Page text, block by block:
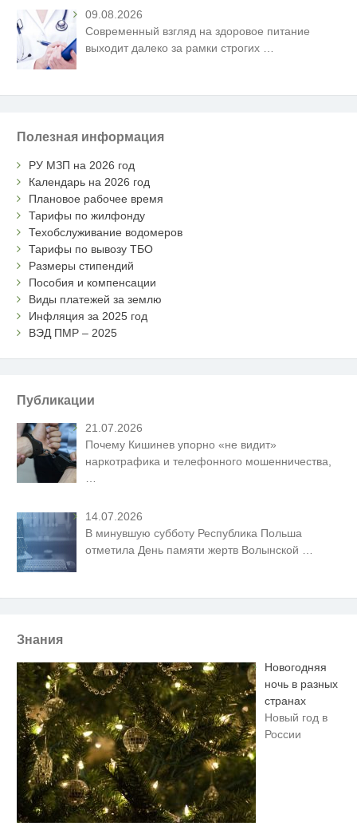
09.08.2026
Современный взгляд на здоровое питание
выходит далеко за рамки строгих
Полезная информация
РУ МЗП на 2026 год
Календарь на 2026 год
Плановое рабочее время
Тарифы по жилфонду
Техобслуживание водомеров
Тарифы по вывозу ТБО
Размеры стипендий
Пособия и компенсации
Виды платежей за землю
Инфляция за 2025 год
ВЭД ПМР – 2025
Публикации
21.07.2026
Почему Кишинев упорно «не видит»
наркотрафика и телефонного мошенничества,
14.07.2026
В минувшую субботу Республика Польша
отметила День памяти жертв Волынской …
Знания
Новогодняя
ночь в разных
странах
Новый год в
России